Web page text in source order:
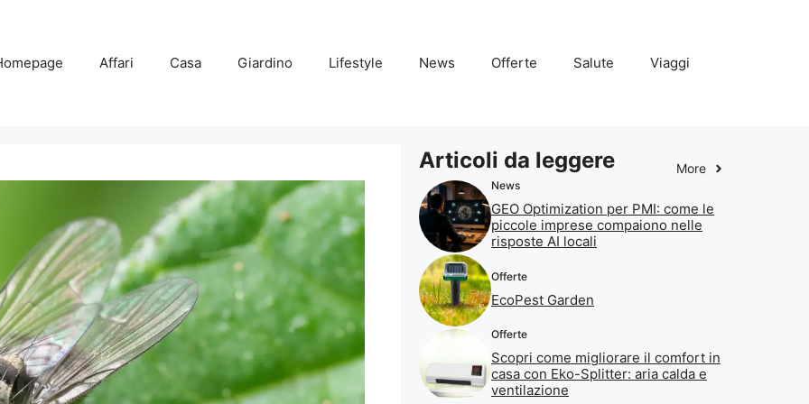
Affari Casa Giardino Lifestyle News Offerte Salute Viaggi
Articoli da leggere More
News
GEO Optimization per PMI: come le
piccole imprese compaiono nelle
risposte AI locali
Offerte
EcoPest Garden
Offerte
Scopri come migliorare il comfort in
casa con Eko-Splitter: aria calda e
ventilazione